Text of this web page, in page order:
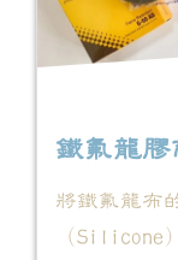
鐵氟龍膠
將鐵氟龍布
（Silicone